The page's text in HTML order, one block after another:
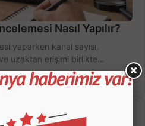
Nasıl Yapılır?
yaparken kanal sayısı,
uzaktan erişimi birlikte
yönetin.